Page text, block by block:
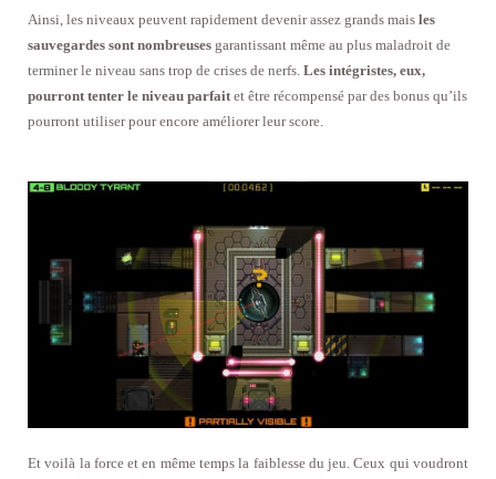
Ainsi, les niveaux peuvent rapidement devenir assez grands mais les
sauvegardes sont nombreuses garantissant même au plus maladroit de
terminer le niveau sans trop de crises de nerfs. Les intégristes, eux,
pourront tenter le niveau parfait et être récompensé par des bonus qu’ils
pourront utiliser pour encore améliorer leur score.
Et voilà la force et en même temps la faiblesse du jeu. Ceux qui voudront